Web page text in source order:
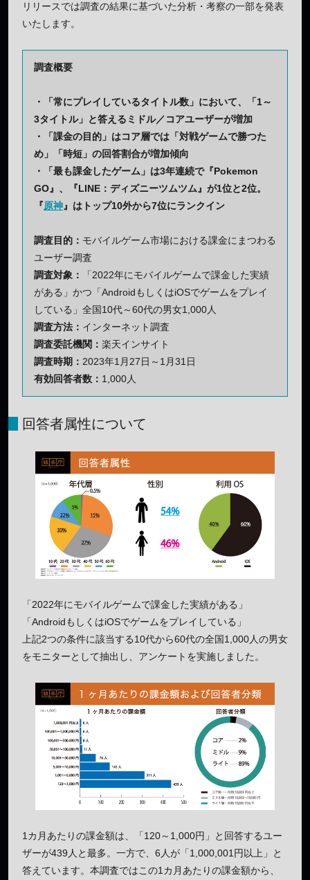
リリースでは調査の結果に基づいた分析・考察の一部を発表
いたします。
調査概要
・「常にプレイしているタイトル数」において、「1～
3タイトル」と答えるミドル／コアユーザーが増加
・「課金の目的」はコア層では「対戦ゲームで勝つた
め」「時短」の回答割合が増加傾向
・「最も課金したゲーム」は3年連続で『Pokemon
GO』、『LINE：ディズニーツムツム』が1位と2位。
『原神』はトップ10外から7位にランクイン
調査目的： モバイルゲーム市場における課金にまつわる
ユーザー調査
調査対象：
「2022年にモバイルゲームで課金した実績
がある」かつ「AndroidもしくはiOSでゲームをプレイ
している」全国10代～60代の男女1,000人
調査方法： インターネット調査
調査委託機関： 楽天インサイト
調査時期： 2023年1月27日～1月31日
有効回答者数： 1,000人
回答者属性について
「2022年にモバイルゲームで課金した実績がある」
「AndroidもしくはiOSでゲームをプレイしている」
上記2つの条件に該当する10代から60代の全国1,000人の男女
をモニターとして抽出し、アンケートを実施しました。
1カ月あたりの課金額は、「120～1,000円」と回答するユー
ザーが439人と最多。一方で、6人が「1,000,001円以上」と
答えています。本調査ではこの1カ月あたりの課金額から、